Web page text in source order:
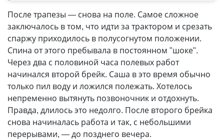
После трапезы — снова на поле. Самое сложное
заключалось в том, что идти за трактором и срезать
спаржу приходилось в полусогнутом положении.
Спина от этого пребывала в постоянном "шоке".
Через два с половиной часа полевых работ
начинался второй брейк. Саша в это время обычно
только пил воду и ложился полежать. Хотелось
непременно вытянуть позвоночник и отдохнуть.
Правда, длилось это недолго. После второго брейка
снова начиналась работа и так, с небольшими
перерывами, — до позднего вечера.